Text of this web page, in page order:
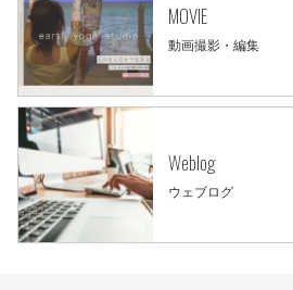
MOVIE
動画撮影・編集
Weblog
ウェブログ